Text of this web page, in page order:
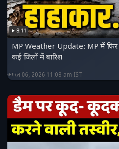
8:11
MP Weather Update: MP में
कई जिलों में बारिश
अगस्त 06, 2026 11:08 am IST